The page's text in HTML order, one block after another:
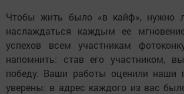
Чтобы жить было «в кайф», нужно
наслаждаться каждым ее
успехов всем участникам
напомнить: став его участником,
победу. Ваши работы оценили наши
уверены: в адрес каждого из вас